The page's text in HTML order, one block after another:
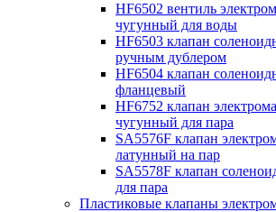
HF6502 вентиль
чугунный для воды
HF6503 клапан
ручным дублером
HF6504 клапан
фланцевый
HF6752 клапан
чугунный для пара
SA5576F клапан
латунный на пар
SA5578F клапан
для пара
Пластиковые клапаны